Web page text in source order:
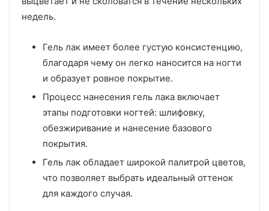
недель.
Гель лак имеет более густую консистенцию,
благодаря чему он легко наносится на ногти
и образует ровное покрытие.
Процесс нанесения гель лака включает
этапы подготовки ногтей: шлифовку,
обезжиривание и нанесение базового
покрытия.
Гель лак обладает широкой палитрой цветов,
что позволяет выбрать идеальный оттенок
для каждого случая.